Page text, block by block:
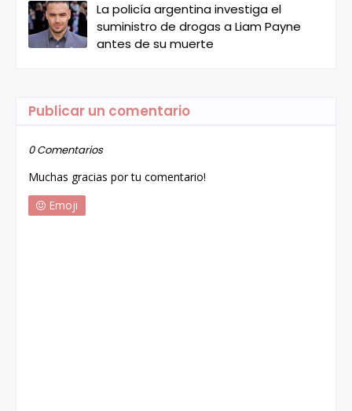
La policía argentina investiga el
suministro de drogas a Liam Payne
antes de su muerte
Publicar un comentario
0 Comentarios
Muchas gracias por tu comentario!
Emoji